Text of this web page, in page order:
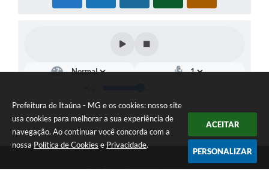
Prefeitura de Itaúna - MG e os cookies: nosso site
usa cookies para melhorar a sua experiência de
navegação. Ao continuar você concorda com a
nossa Política de Cookies e Privacidade.
ACEITAR
PERSONALIZAR
Telefone: (37) 3249-9500